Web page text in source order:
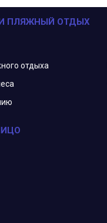
ПЛЯЖНЫЙ ОТДЫХ
отдыха